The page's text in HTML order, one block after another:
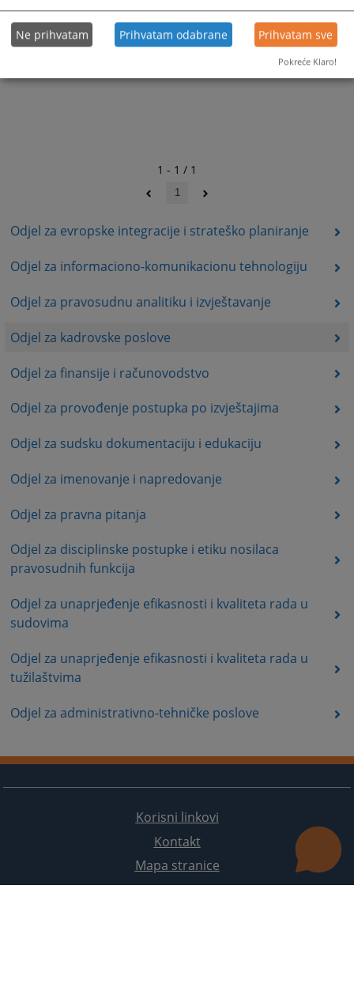
Odjel za evropske integracije i strateško planiranje
Odjel za informaciono-komunikacionu tehnologiju
Odjel za pravosudnu analitiku i izvještavanje
Odjel za kadrovske poslove
Odjel za finansije i računovodstvo
Odjel za provođenje postupka po izvještajima
Odjel za sudsku dokumentaciju i edukaciju
Odjel za imenovanje i napredovanje
Odjel za pravna pitanja
Odjel za disciplinske postupke i etiku nosilaca
pravosudnih funkcija
Odjel za unaprjeđenje efikasnosti i kvaliteta rada u
sudovima
Odjel za unaprjeđenje efikasnosti i kvaliteta rada u
tužilaštvima
Odjel za administrativno-tehničke poslove
1 - 1 / 1
1
Korisni linkovi
Kontakt
Mapa stranice
Ne prihvatam Prihvatam odabrane Prihvatam sve
Pokreće Klaro!